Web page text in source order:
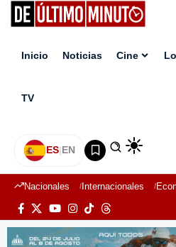
Inicio Noticias Cine
TV
ES|EN
Nacionales Internacionales